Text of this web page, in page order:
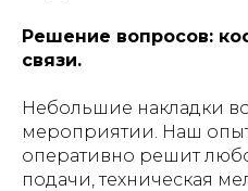
Решение вопросов:
связи.
Небольшие накладки
мероприятии. Наш
оперативно решит
подачи, техническая